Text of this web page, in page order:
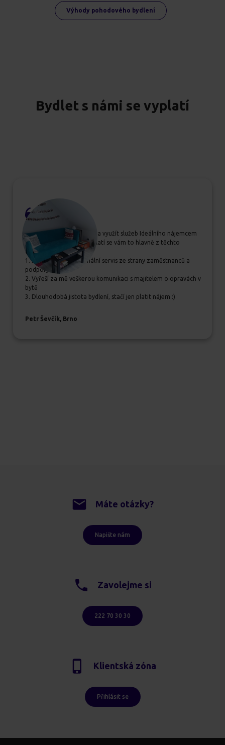
Výhody pohodového bydlení
Bydlet s námi se vyplatí
Pokud se rozhodujete, zda využít služeb Ideálního nájemcem
určitě jim dejte šanci, vyplatí se vám to hlavně z těchto
důvodů:
1. Příjemný a profesionální servis ze strany zaměstnanců a
podpory
2. Vyřeší za mě veškerou komunikaci s majitelem o opravách v
bytě
3. Dlouhodobá jistota bydlení, stačí jen platit nájem :)
Petr Ševčík, Brno
Máte otázky?
Napište nám
Zavolejme si
222 70 30 30
Klientská zóna
Přihlásit se